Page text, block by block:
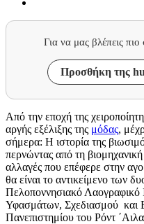
Για να μας βλέπεις
Προσθήκη της
Από την εποχή της
αργής εξέλιξης της μόδας,
σήμερα: Η ιστορία της
περνώντας από τη
αλλαγές που επέφερε στην
θα είναι το αντικείμενο των
Πελοποννησιακό Λαογραφικό
Υφασμάτων, Σχεδιασμού και
Πανεπιστημίου του Ρόντ